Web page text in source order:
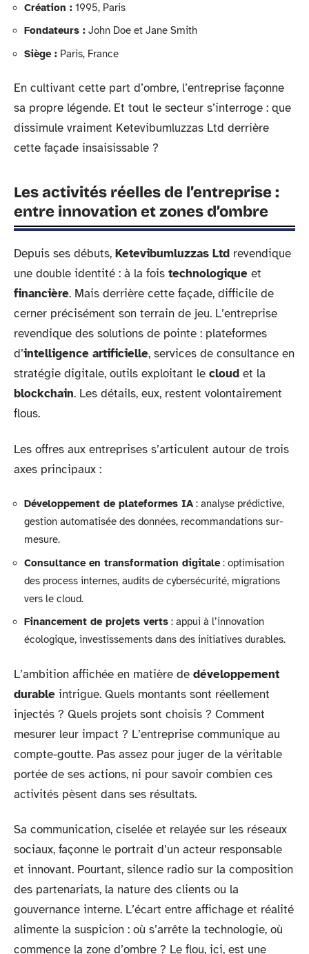
Création : 1995, Paris
Fondateurs : John Doe et Jane Smith
Siège : Paris, France
En cultivant cette part d’ombre, l’entreprise façonne
sa propre légende. Et tout le secteur s’interroge : que
dissimule vraiment Ketevibumluzzas Ltd derrière
cette façade insaisissable ?
Les activités réelles de l’entreprise :
entre innovation et zones d’ombre
Depuis ses débuts, Ketevibumluzzas Ltd revendique
une double identité : à la fois technologique et
financière. Mais derrière cette façade, difficile de
cerner précisément son terrain de jeu. L’entreprise
revendique des solutions de pointe : plateformes
d’intelligence artificielle, services de consultance en
stratégie digitale, outils exploitant le cloud et la
blockchain. Les détails, eux, restent volontairement
flous.
Les offres aux entreprises s’articulent autour de trois
axes principaux :
Développement de plateformes IA : analyse prédictive,
gestion automatisée des données, recommandations sur-
mesure.
Consultance en transformation digitale: optimisation
des process internes, audits de cybersécurité, migrations
vers le cloud.
Financement de projets verts : appui à l’innovation
écologique, investissements dans des initiatives durables.
L’ambition affichée en matière de développement
durable intrigue. Quels montants sont réellement
injectés ? Quels projets sont choisis ? Comment
mesurer leur impact ? L’entreprise communique au
compte-goutte. Pas assez pour juger de la véritable
portée de ses actions, ni pour savoir combien ces
activités pèsent dans ses résultats.
Sa communication, ciselée et relayée sur les réseaux
sociaux, façonne le portrait d’un acteur responsable
et innovant. Pourtant, silence radio sur la composition
des partenariats, la nature des clients ou la
gouvernance interne. L’écart entre affichage et réalité
alimente la suspicion : où s’arrête la technologie, où
commence la zone d’ombre ? Le flou, ici, est une